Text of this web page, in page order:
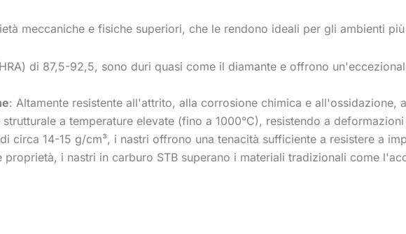
meccaniche e fisiche superiori, che le rendono ideali per gli ambienti
di 87,5-92,5, sono duri quasi come il diamante e offrono
: Altamente resistente all'attrito, alla corrosione chimica e all'ossidazione,
a temperature elevate (fino a 1000°C), resistendo a
circa 14-15 g/cm³, i nastri offrono una tenacità sufficiente a resistere a
proprietà, i nastri in carburo STB superano i materiali tradizionali come